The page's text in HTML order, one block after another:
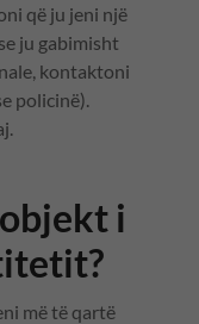
që ju jeni një
ju gabimisht
kontaktoni
policinë).
i
më të qartë